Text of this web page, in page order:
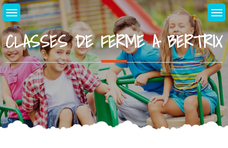
Skip
to
content
CLASSES DE FERME A BERTRIX